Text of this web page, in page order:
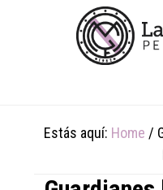
Estás aquí: Home /